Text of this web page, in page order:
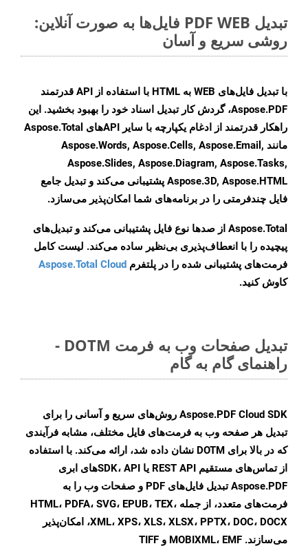
تبدیل PDF WEB فایل‌ها به صورت آنلاین:
روشی سریع و آسان
با تبدیل فایل‌های WEB به HTML با استفاده از API قدرتمند
Aspose.PDF، گردش کار تبدیل اسناد خود را بهبود بخشید. این
راهکار قدرتمند از ادغام یکپارچه با سایر APIهای Aspose.Total
مانند Aspose.Words, Aspose.Cells, Aspose.Email,
Aspose.Slides, Aspose.Diagram, Aspose.Tasks,
Aspose.3D, Aspose.HTML پشتیبانی می‌کند و تبدیل جامع
فایل چندفرمتی را در برنامه‌های شما امکان‌پذیر می‌سازد.
Aspose.Total از صدها نوع فایل پشتیبانی می‌کند و تبدیل‌های
پیچیده را با انعطاف‌پذیری بی‌نظیر ساده می‌کند. لیست کامل
فرمت‌های پشتیبانی شده را در پلتفرم Aspose.Total Cloud
کاوش کنید.
تبدیل صفحات وب به فرمت DOTM -
راهنمای گام به گام
Aspose.PDF Cloud SDK روش‌های سریع و آسانی را برای
تبدیل هر صفحه وب به فرمت‌های فایل مختلف، مشابه فرآیندی
که در بالا برای DOTM نشان داده شد، ارائه می‌کند. با استفاده
از تماس‌های مستقیم REST API یا SDK، API‌های ابری
Aspose.PDF تبدیل فایل‌های PDF و صفحات وب را به
فرمت‌های متعدد، از جمله HTML، PDFA، SVG، EPUB، TEX،
XML، XPS، XLS، XLSX، PPTX، DOC، DOCX، امکان‌پذیر
می‌سازند. MOBIXML، EMF و TIFF